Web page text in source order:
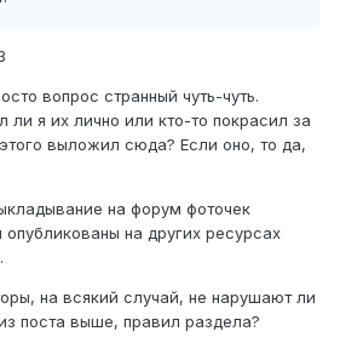
вопрос странный чуть-чуть.
ли я их лично или кто-то покрасил за
выложил сюда? Если оно, то да,
на форум фоточек
на других ресурсах
на всякий случай, не нарушают ли
поста выше, правил раздела?